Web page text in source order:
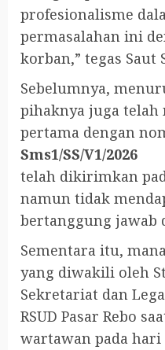
profesionalisme
permasalahan ini
korban,” tegas Saut
Sebelumnya,
pihaknya juga telah
pertama dengan
Sms1/SS/V1/2026
telah dikirimkan
namun tidak
bertanggung jawab
Sementara itu,
yang diwakili oleh
Sekretariat dan
RSUD Pasar Rebo
wartawan pada hari